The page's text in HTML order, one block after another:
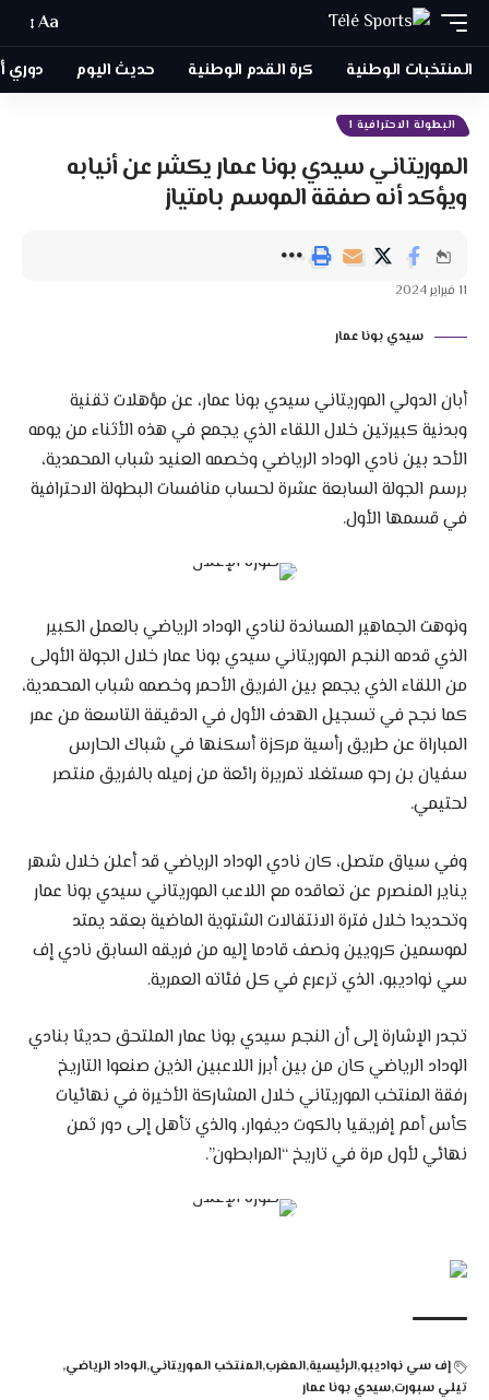
Aa
المنتخبات الوطنية كرة القدم الوطنية حديث اليوم دوري
البطولة الاحترافية 1
الموريتاني سيدي بونا عمار يكشر عن أنيابه
ويؤكد أنه صفقة الموسم بامتياز
سيدي بونا عمار
أبان الدولي الموريتاني سيدي بونا عمار، عن مؤهلات تقنية
وبدنية كبيرتين خلال اللقاء الذي يجمع في هذه الأثناء من يومه
الأحد بين نادي الوداد الرياضي وخصمه العنيد شباب المحمدية،
برسم الجولة السابعة عشرة لحساب منافسات البطولة الاحترافية
في قسمها الأول.
ونوهت الجماهير المساندة لنادي الوداد الرياضي بالعمل الكبير
الذي قدمه النجم الموريتاني سيدي بونا عمار خلال الجولة الأولى
من اللقاء الذي يجمع بين الفريق الأحمر وخصمه شباب المحمدية،
كما نجح في تسجيل الهدف الأول في الدقيقة التاسعة من عمر
المباراة عن طريق رأسية مركزة أسكنها في شباك الحارس
سفيان بن رحو مستغلا تمريرة رائعة من زميله بالفريق منتصر
لحتيمي.
وفي سياق متصل، كان نادي الوداد الرياضي قد أعلن خلال شهر
يناير المنصرم عن تعاقده مع اللاعب الموريتاني سيدي بونا عمار
وتحديدا خلال فترة الانتقالات الشتوية الماضية بعقد يمتد
لموسمين كرويين ونصف قادما إليه من فريقه السابق نادي إف
سي نواديبو، الذي ترعرع في كل فئاته العمرية.
تجدر الإشارة إلى أن النجم سيدي بونا عمار الملتحق حديثا بنادي
الوداد الرياضي كان من بين أبرز اللاعبين الذين صنعوا التاريخ
رفقة المنتخب الموريتاني خلال المشاركة الأخيرة في نهائيات
كأس أمم إفريقيا بالكوت ديفوار، والذي تأهل إلى دور ثمن
نهائي لأول مرة في تاريخ “المرابطون”.
إف سي نواديبوالرئيسيةالمغربالمنتخب الموريتانيالوداد الرياضي
تيلي سبورتسيدي بونا عمار